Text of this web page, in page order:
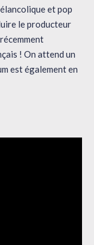
et pop
le producteur
! On attend un
est également en